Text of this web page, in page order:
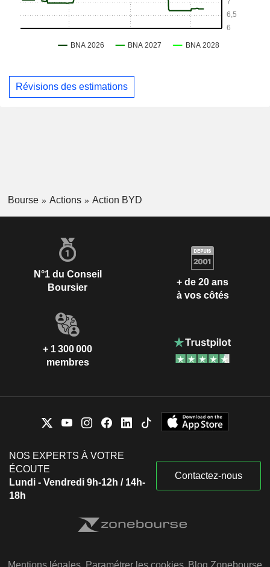
Révisions des estimations
Bourse Actions Action BYD
N°1 du Conseil
Boursier
+ de 20 ans
à vos côtés
+ 1 300 000
membres
NOS EXPERTS À VOTRE
ÉCOUTE
Lundi - Vendredi 9h-12h / 14h-
18h
Contactez-nous